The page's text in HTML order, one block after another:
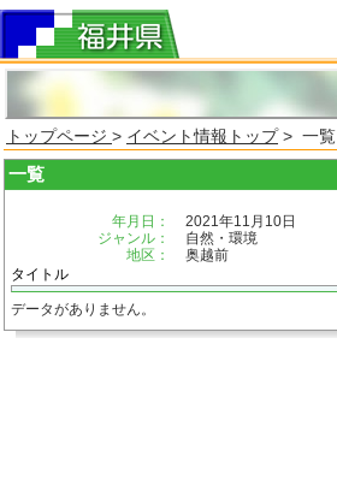
トップページ > イベント情報トップ> 一覧
一覧
年月日：
2021年11月10日
ジャンル：
自然・環境
地区：
奥越前
タイトル
データがありません。